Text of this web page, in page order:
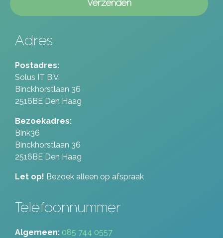
Adres
Postadres:
Solus IT B.V.
Binckhorstlaan 36
2516BE Den Haag
Bezoekadres:
Bink36
Binckhorstlaan 36
2516BE Den Haag
Let op! Bezoek alleen op afspraak
Telefoonnummer
Algemeen: 085 744 0557